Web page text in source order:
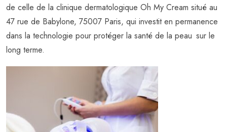
de celle de la clinique dermatologique Oh My Cream situé au
47 rue de Babylone, 75007 Paris, qui investit en permanence
dans la technologie pour protéger la santé de la peau sur le
long terme.